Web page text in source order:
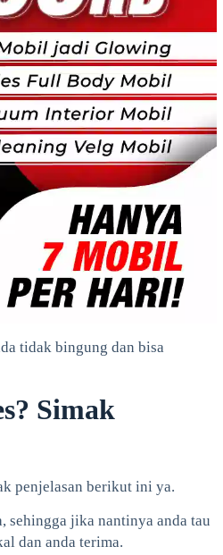
tidak bingung dan bisa
Simak
penjelasan berikut ini ya.
sehingga jika nantinya anda tau
dan anda terima.